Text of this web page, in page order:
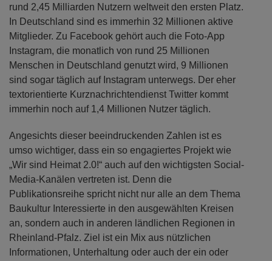
rund 2,45 Milliarden Nutzern weltweit den ersten Platz.
In Deutschland sind es immerhin 32 Millionen aktive
Mitglieder. Zu Facebook gehört auch die Foto-App
Instagram, die monatlich von rund 25 Millionen
Menschen in Deutschland genutzt wird, 9 Millionen
sind sogar täglich auf Instagram unterwegs. Der eher
textorientierte Kurznachrichtendienst Twitter kommt
immerhin noch auf 1,4 Millionen Nutzer täglich.
Angesichts dieser beeindruckenden Zahlen ist es
umso wichtiger, dass ein so engagiertes Projekt wie
„Wir sind Heimat 2.0!“ auch auf den wichtigsten Social-
Media-Kanälen vertreten ist. Denn die
Publikationsreihe spricht nicht nur alle an dem Thema
Baukultur Interessierte in den ausgewählten Kreisen
an, sondern auch in anderen ländlichen Regionen in
Rheinland-Pfalz. Ziel ist ein Mix aus nützlichen
Informationen, Unterhaltung oder auch der ein oder